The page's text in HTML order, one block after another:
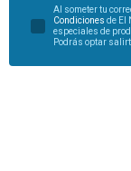
Al someter tu
Condiciones de El
especiales de
Podrás optar